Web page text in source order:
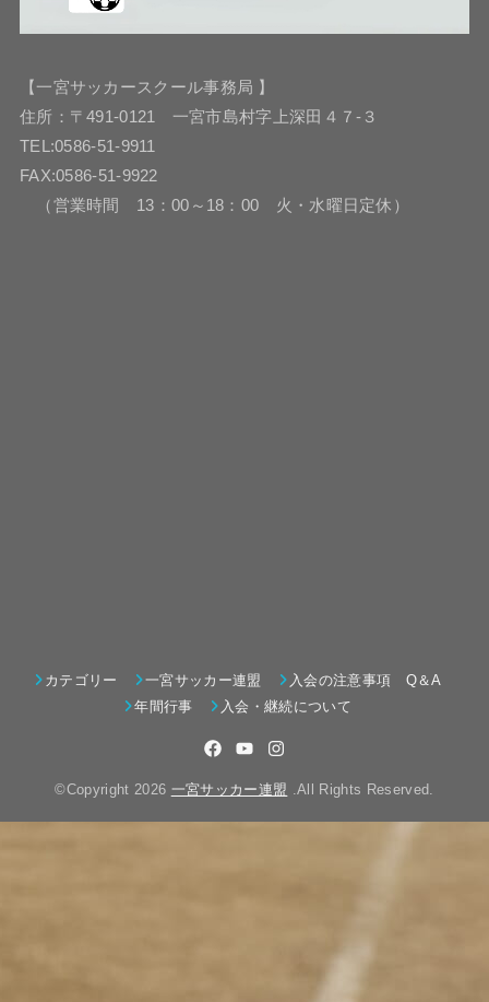
【一宮サッカースクール事務局 】
住所：〒491-0121 一宮市島村字上深田４７-３
TEL:0586-51-9911
FAX:0586-51-9922
（営業時間 13：00～18：00 火・水曜日定休）
カテゴリー 一宮サッカー連盟
入会の注意事項 Q＆A
年間行事
入会・継続について
©Copyright 2026 一宮サッカー連盟 .All Rights Reserved.